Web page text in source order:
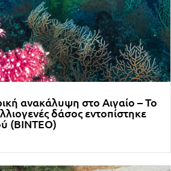
ανακάλυψη στο Αιγαίο – Το
δάσος εντοπίστηκε
(ΒΙΝΤΕΟ)